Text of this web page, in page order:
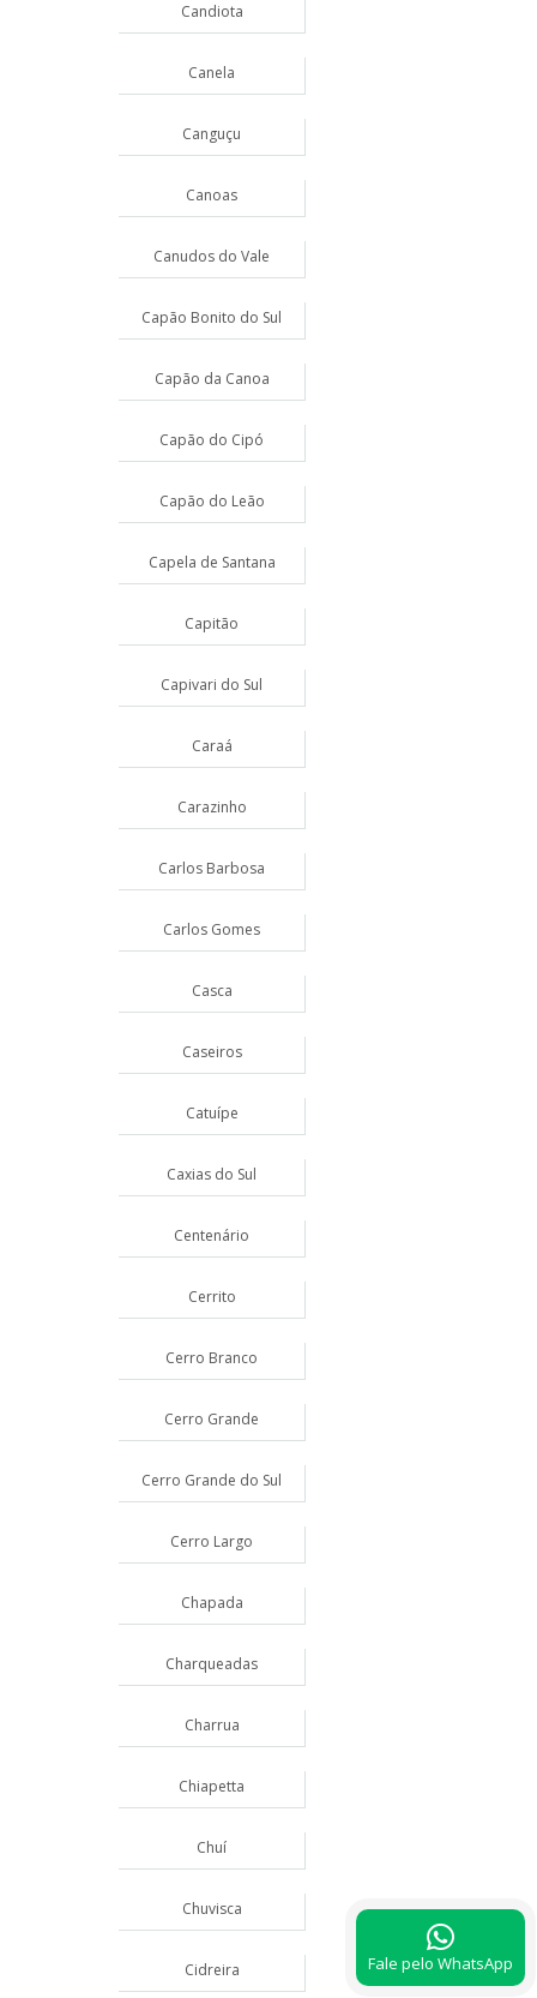
Candiota
Canela
Canguçu
Canoas
Canudos do Vale
Capão Bonito do Sul
Capão da Canoa
Capão do Cipó
Capão do Leão
Capela de Santana
Capitão
Capivari do Sul
Caraá
Carazinho
Carlos Barbosa
Carlos Gomes
Casca
Caseiros
Catuípe
Caxias do Sul
Centenário
Cerrito
Cerro Branco
Cerro Grande
Cerro Grande do Sul
Cerro Largo
Chapada
Charqueadas
Charrua
Chiapetta
Chuí
Chuvisca
Cidreira Fale pelo WhatsApp